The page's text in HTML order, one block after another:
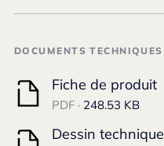
DOCUMENTS TECHNIQUES
Fiche de produit
PDF · 248.53 KB
Dessin technique